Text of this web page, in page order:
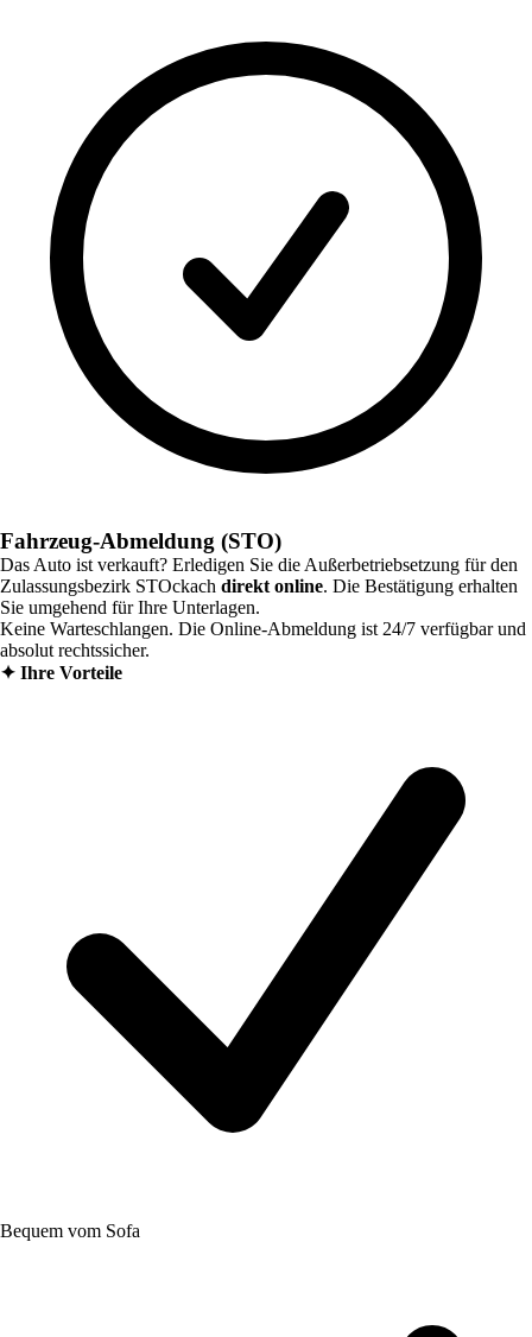
Fahrzeug-Abmeldung (STO)
Das Auto ist verkauft? Erledigen Sie die Außerbetriebsetzung für den
Zulassungsbezirk STOckach direkt online. Die Bestätigung erhalten
Sie umgehend für Ihre Unterlagen.
Keine Warteschlangen. Die Online-Abmeldung ist 24/7 verfügbar und
absolut rechtssicher.
✦ Ihre Vorteile
Bequem vom Sofa